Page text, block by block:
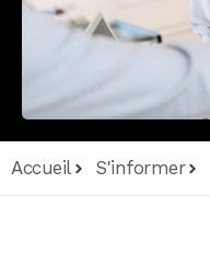
Accueil S'informer